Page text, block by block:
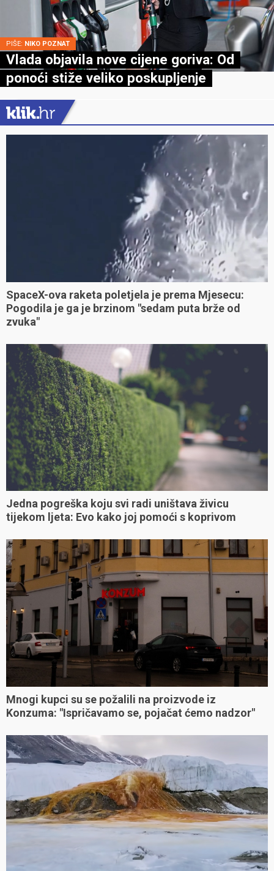
PIŠE: NIKO POZNAT
Vlada objavila nove cijene goriva: Od
ponoći stiže veliko poskupljenje
SpaceX-ova raketa poletjela je prema Mjesecu:
Pogodila je ga je brzinom "sedam puta brže od
zvuka"
Jedna pogreška koju svi radi uništava živicu
tijekom ljeta: Evo kako joj pomoći s koprivom
Mnogi kupci su se požalili na proizvode iz
Konzuma: "Ispričavamo se, pojačat ćemo nadzor"